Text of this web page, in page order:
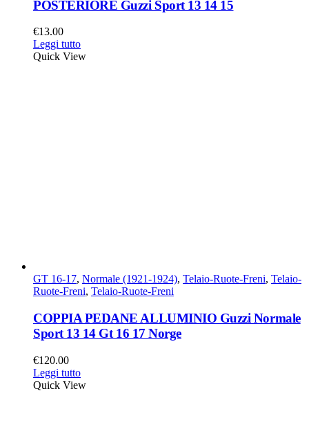
POSTERIORE Guzzi Sport 13 14 15
€13.00
Leggi tutto
Quick View
GT 16-17, Normale (1921-1924), Telaio-Ruote-Freni, Telaio-
Ruote-Freni, Telaio-Ruote-Freni
COPPIA PEDANE ALLUMINIO Guzzi Normale
Sport 13 14 Gt 16 17 Norge
€120.00
Leggi tutto
Quick View